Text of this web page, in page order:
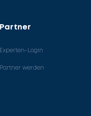
Partner
Experten-Login
Partner werden